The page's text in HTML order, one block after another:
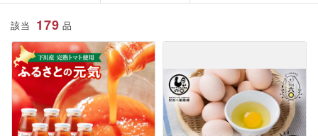
該当 179 品